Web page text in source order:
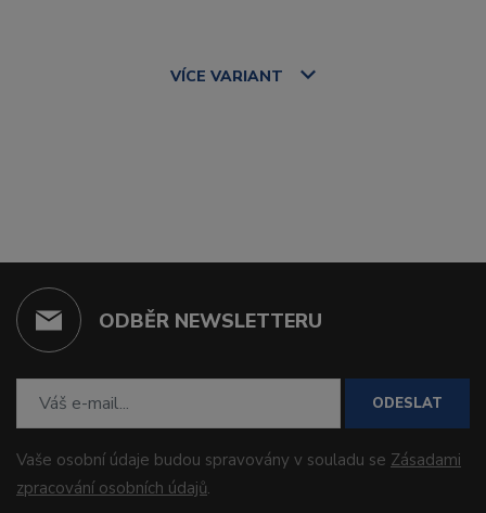
VÍCE VARIANT
ODBĚR NEWSLETTERU
ODESLAT
Vaše osobní údaje budou spravovány v souladu se Zásadami
zpracování osobních údajů.